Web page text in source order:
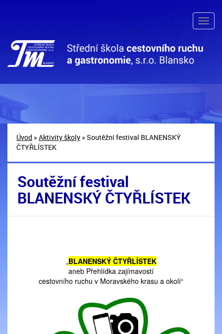
Úvod » Aktivity školy » Soutěžní festival BLANENSKÝ
ČTYŘLÍSTEK
Soutěžní festival
BLANENSKÝ ČTYŘLÍSTEK
„BLANENSKÝ ČTYŘLÍSTEK
aneb Přehlídka zajímavostí
cestovního ruchu v Moravského krasu a okolí“